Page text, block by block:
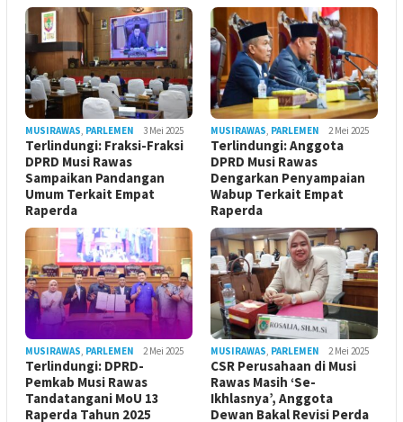
MUSIRAWAS, PARLEMEN 3 Mei 2025
Terlindungi: Fraksi-Fraksi
DPRD Musi Rawas
Sampaikan Pandangan
Umum Terkait Empat
Raperda
MUSIRAWAS, PARLEMEN 2 Mei 2025
Terlindungi: Anggota
DPRD Musi Rawas
Dengarkan Penyampaian
Wabup Terkait Empat
Raperda
MUSIRAWAS, PARLEMEN 2 Mei 2025
Terlindungi: DPRD-
Pemkab Musi Rawas
Tandatangani MoU 13
Raperda Tahun 2025
MUSIRAWAS, PARLEMEN 2 Mei 2025
CSR Perusahaan di Musi
Rawas Masih ‘Se-
Ikhlasnya’, Anggota
Dewan Bakal Revisi Perda ‎